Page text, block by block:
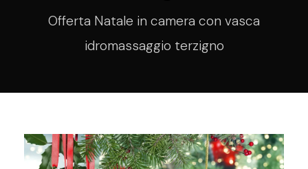
Offerta Natale in camera con vasca
idromassaggio terzigno